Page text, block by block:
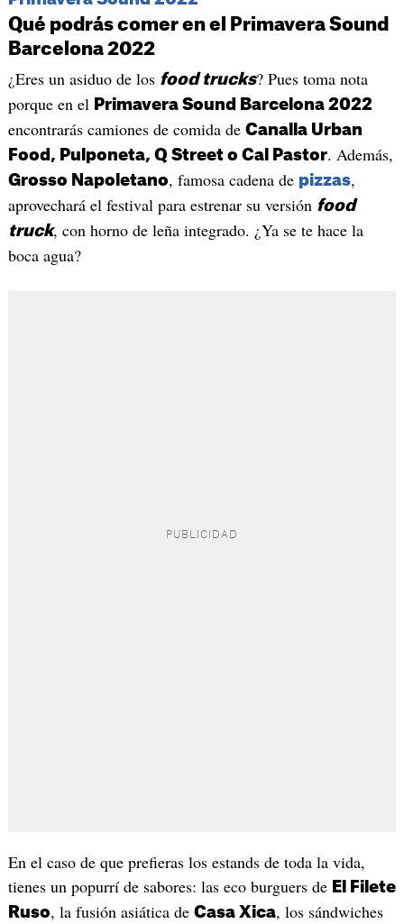
Qué podrás comer en el Primavera Sound
Barcelona 2022
¿Eres un asiduo de los food trucks? Pues toma nota
porque en el Primavera Sound Barcelona 2022
encontrarás camiones de comida de Canalla Urban
Food, Pulponeta, Q Street o Cal Pastor. Además,
Grosso Napoletano, famosa cadena de pizzas,
aprovechará el festival para estrenar su versión food
truck, con horno de leña integrado. ¿Ya se te hace la
boca agua?
En el caso de que prefieras los estands de toda la vida,
tienes un popurrí de sabores: las eco burguers de El Filete
Ruso, la fusión asiática de Casa Xica, los sándwiches